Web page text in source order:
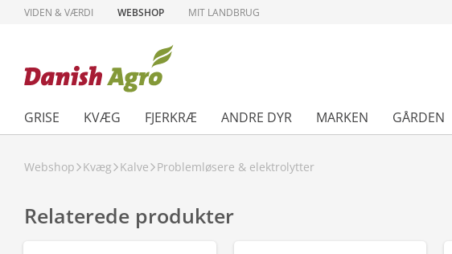
VIDEN & VÆRDI WEBSHOP MIT LANDBRUG
GRISE KVÆG FJERKRÆ ANDRE DYR MARKEN GÅRDEN
Webshop Kvæg Kalve Problemløsere & elektrolytter
Relaterede produkter